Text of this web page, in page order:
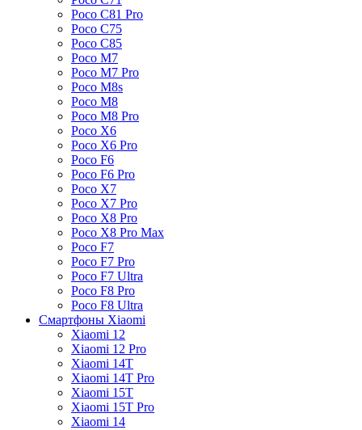
Poco C81 Pro
Poco C75
Poco C85
Poco M7
Poco M7 Pro
Poco M8s
Poco M8
Poco M8 Pro
Poco X6
Poco X6 Pro
Poco F6
Poco F6 Pro
Poco X7
Poco X7 Pro
Poco X8 Pro
Poco X8 Pro Max
Poco F7
Poco F7 Pro
Poco F7 Ultra
Poco F8 Pro
Poco F8 Ultra
Смартфоны Xiaomi
Xiaomi 12
Xiaomi 12 Pro
Xiaomi 14T
Xiaomi 14T Pro
Xiaomi 15T
Xiaomi 15T Pro
Xiaomi 14